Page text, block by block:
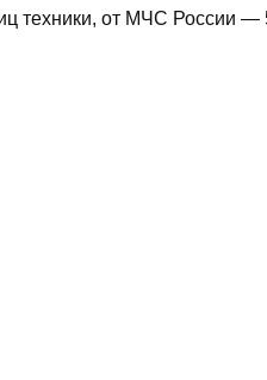
техники, от МЧС России —